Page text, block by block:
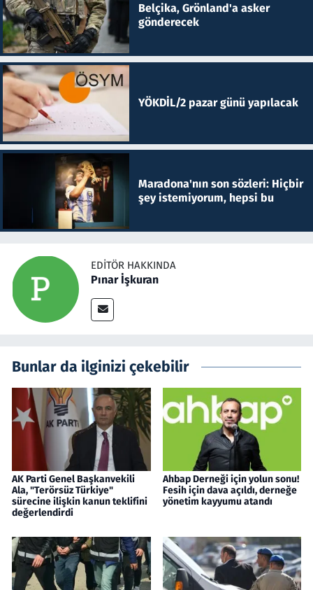
Belçika, Grönland'a asker
gönderecek
YÖKDİL/2 pazar günü yapılacak
Maradona'nın son sözleri: Hiçbir
şey istemiyorum, hepsi bu
EDITÖR HAKKINDA
Pınar İşkuran
Bunlar da ilginizi çekebilir
AK Parti Genel Başkanvekili
Ala, "Terörsüz Türkiye"
sürecine ilişkin kanun teklifini
değerlendirdi
Ahbap Derneği için yolun sonu!
Fesih için dava açıldı, derneğe
yönetim kayyumu atandı